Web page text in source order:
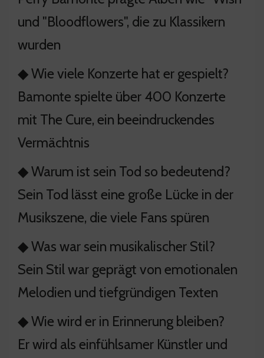
und "Bloodflowers", die zu Klassikern
wurden
◆ Wie viele Konzerte hat er gespielt?
Bamonte spielte über 400 Konzerte
mit The Cure, ein beeindruckendes
Vermächtnis
◆ Warum ist sein Tod so bedeutend?
Sein Tod lässt eine große Lücke in der
Musikszene, die viele Fans spüren
◆ Was war sein musikalischer Stil?
Sein Stil war geprägt von emotionalen
Melodien und tiefgründigen Texten
◆ Wie wird er in Erinnerung bleiben?
Er wird als einfühlsamer Künstler und